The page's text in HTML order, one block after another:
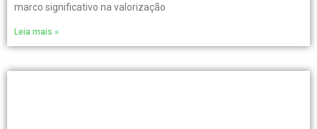
marco significativo na valorização
Leia mais »